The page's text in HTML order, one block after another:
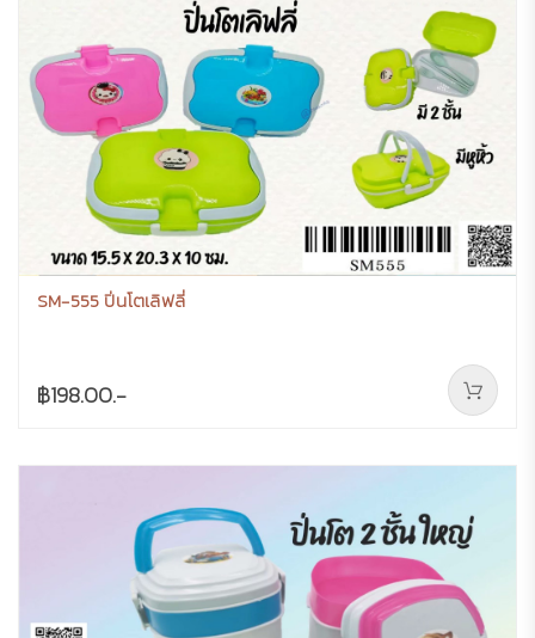
SM-555 ปิ่นโตเลิฟลี่
฿198.00.-